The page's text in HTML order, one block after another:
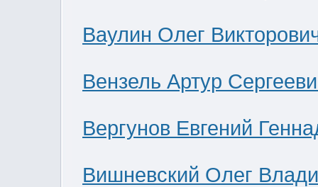
Ваулин Олег
Вензель Артур
Вергунов Евгений
Вишневский Олег